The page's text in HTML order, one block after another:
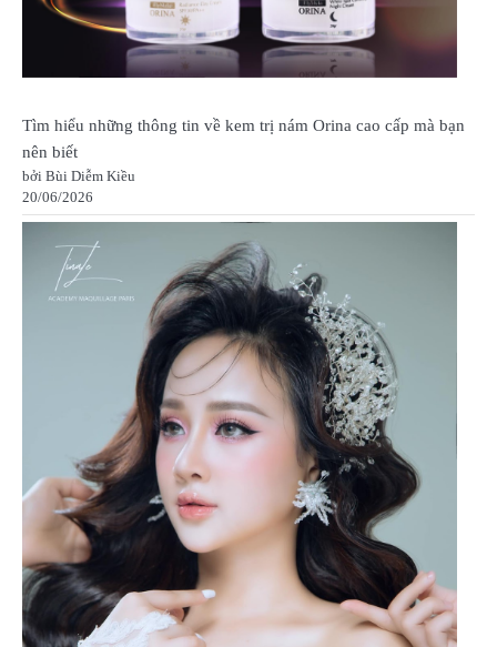
Tìm hiểu những thông tin về kem trị nám Orina cao cấp mà bạn
nên biết
bởi Bùi Diễm Kiều
20/06/2026